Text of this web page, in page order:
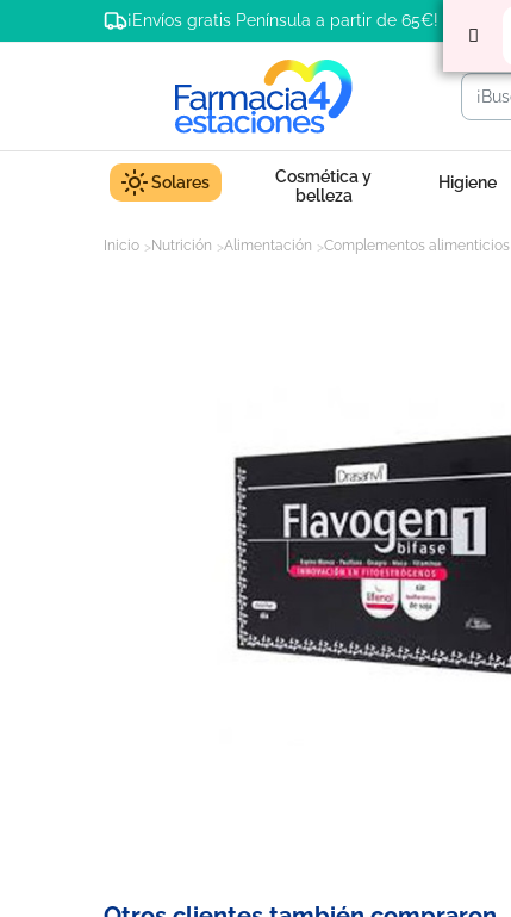
¡Envíos gratis Península a partir de 65€!
Solares
Cosmética y
belleza
Higiene
Inicio Nutrición Alimentación Complementos alimenticios